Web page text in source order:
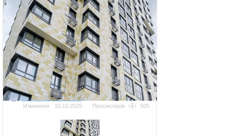
Добавить фотографию
Изменено:
10.10.2025 Просмотров 505